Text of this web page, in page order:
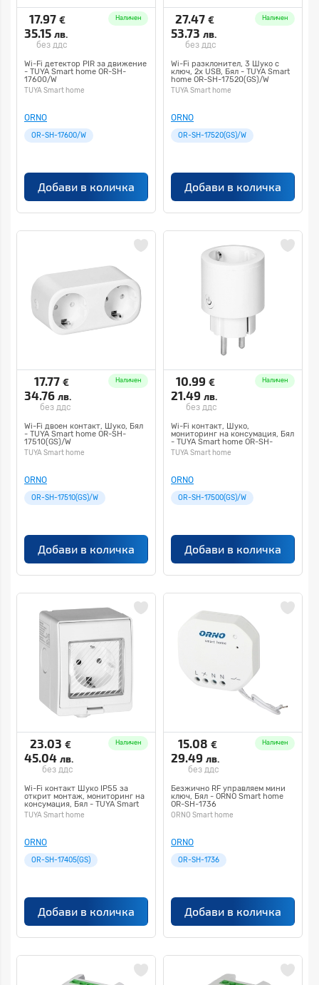
17.97 €
35.15 лв.
без ддс
Наличен
Wi-Fi детектор PIR за движение
- TUYA Smart home OR-SH-
17600/W
TUYA Smart home
ORNO
OR-SH-17600/W
Добави в количка
27.47 €
53.73 лв.
без ддс
Наличен
Wi-Fi разклонител, 3 Шуко с
ключ, 2x USB, Бял - TUYA Smart
home OR-SH-17520(GS)/W
TUYA Smart home
ORNO
OR-SH-17520(GS)/W
Добави в количка
17.77 €
34.76 лв.
без ддс
Наличен
Wi-Fi двоен контакт, Шуко, Бял
- TUYA Smart home OR-SH-
17510(GS)/W
TUYA Smart home
ORNO
OR-SH-17510(GS)/W
Добави в количка
10.99 €
21.49 лв.
без ддс
Наличен
Wi-Fi контакт, Шуко,
мониторинг на консумация, Бял
- TUYA Smart home OR-SH-
17500(GS)/W
TUYA Smart home
ORNO
OR-SH-17500(GS)/W
Добави в количка
23.03 €
45.04 лв.
без ддс
Наличен
Wi-Fi контакт Шуко IP55 за
открит монтаж, мониторинг на
консумация, Бял - TUYA Smart
home OR-SH-17405(GS)
TUYA Smart home
ORNO
OR-SH-17405(GS)
Добави в количка
15.08 €
29.49 лв.
без ддс
Наличен
Безжично RF управляем мини
ключ, Бял - ORNO Smart home
OR-SH-1736
ORNO Smart home
ORNO
OR-SH-1736
Добави в количка